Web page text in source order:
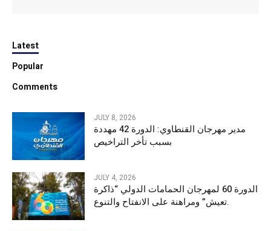
Latest
Popular
Comments
JULY 8, 2026
مدير مهرجان القنطاوي: الدورة 42 مهددة
بسبب تأخر التراخيص
JULY 4, 2026
الدورة 60 لمهرجان الحمامات الدولي “ذاكرة
تعيش” ومراهنة على الانفتاح والتنوع.